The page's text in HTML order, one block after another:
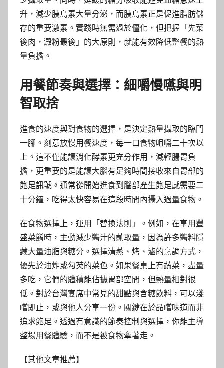
升，減少胰島素大量分泌，而胰島素正是促進脂肪儲
存的重要激素。實踐時無需過於僵化，但把握「先菜
後肉，澱粉最後」的大原則，就能有效降低整餐的熱
量負擔。
用餐節奏與選擇：細嚼慢嚥與明
智取捨
進食的速度與對食物的選擇，是決定熱量攝取的臨門
一腳。刻意放慢用餐速度，每一口食物咀嚼二十次以
上。這不僅能讓消化酵素更充分作用，減輕腸胃負
擔，更重要的是能讓大腦有足夠時間接收來自胃部的
飽足訊號。通常從開始進食到腦部產生飽足感需要二
十分鐘，吃得太快容易在這段時間內攝入過量食物。
在食物選擇上，運用「替換法則」。例如，在享用豐
盛菜餚時，主動減少醬汁的蘸取量，因為許多醬料隱
藏大量油脂與糖分。選擇清蒸、烤、滷的烹調方式，
優先於油炸或勾芡的菜色。如果餐桌上有蔬菜，盡量
多吃，它們的體積能佔據胃部空間，但熱量相對很
低。對於台灣宴席中常見的甜點與含糖飲料，可以淺
嚐即止，或與他人分享一份。關鍵在於品嚐味道而非
追求飽足。透過有意識的節奏控制與選擇，你能主導
整場用餐體驗，而不是被食物牽著走。
【其他文章推薦】